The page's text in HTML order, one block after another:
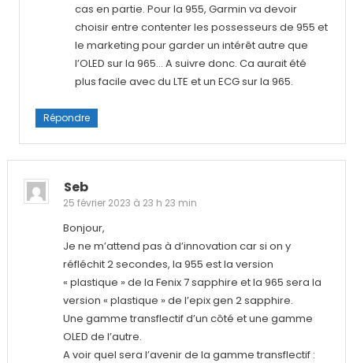
cas en partie. Pour la 955, Garmin va devoir
choisir entre contenter les possesseurs de 955 et
le marketing pour garder un intérêt autre que
l’OLED sur la 965… A suivre donc. Ca aurait été
plus facile avec du LTE et un ECG sur la 965.
Répondre
Seb
25 février 2023 à 23 h 23 min
Bonjour,
Je ne m’attend pas à d’innovation car si on y
réfléchit 2 secondes, la 955 est la version
« plastique » de la Fenix 7 sapphire et la 965 sera la
version « plastique » de l’epix gen 2 sapphire.
Une gamme transflectif d’un côté et une gamme
OLED de l’autre.
A voir quel sera l’avenir de la gamme transflectif :